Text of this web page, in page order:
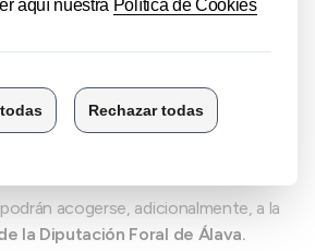
, así como una difusión planificada a
profesionales, con el objetivo de
conjunto de la oferta de las
acogerse, adicionalmente, a la
la Diputación Foral de Álava.